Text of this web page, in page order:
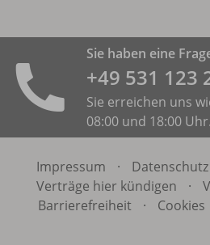
Sie haben eine
+49 531 ­123
Sie erreichen uns
08:00 und 18:00 Uhr.
Impressum · Datenschutz
Verträge hier kündigen
·
Barrierefreiheit
· Cookies